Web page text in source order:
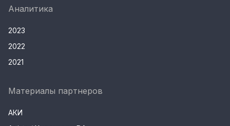
Аналитика
2023
2022
2021
Материалы партнеров
АКИ